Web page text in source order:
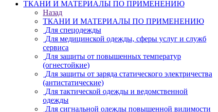
ТКАНИ И МАТЕРИАЛЫ ПО ПРИМЕНЕНИЮ
Назад
ТКАНИ И МАТЕРИАЛЫ ПО ПРИМЕНЕНИЮ
Для спецодежды
Для медицинской одежды, сферы услуг и служб
сервиса
Для защиты от повышенных температур
(огнестойкие)
Для защиты от заряда статического электричества
(антистатические)
Для тактической одежды и ведомственной
одежды
Для сигнальной одежды повышенной видимости